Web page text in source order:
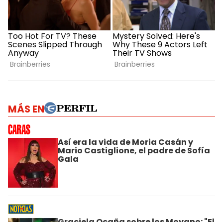
MÁS EN
Así era la vida de Moria Casán y
Mario Castiglione, el padre de Sofía
Gala